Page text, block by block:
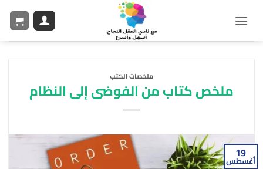
ملخصات الكتب
ملخص كتاب من الفوضى إلى النظام
19
أغسطس